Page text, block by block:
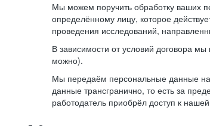
Мы можем поручить обработку ваших
определённому лицу, которое
проведения исследований,
В зависимости от условий договора
можно).
Мы передаём персональные данные
данные трансгранично, то есть за
работодатель приобрёл доступ к